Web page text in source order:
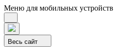
Меню для мобильных устройств
Весь сайт